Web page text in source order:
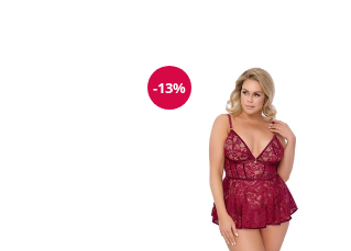
Reduzierung
-13%